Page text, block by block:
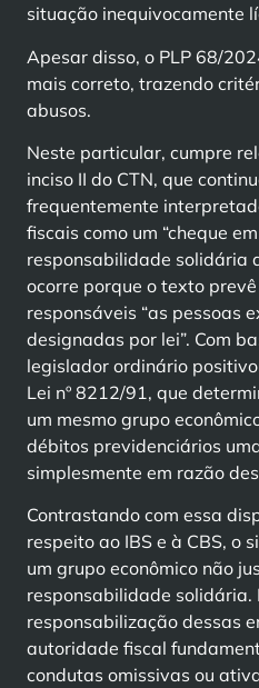
situação inequivocamente
Apesar disso, o PLP 68/
mais correto, trazendo
abusos.
Neste particular, cumpre
inciso II do CTN, que
frequentemente
fiscais como um “cheque
responsabilidade solidária
ocorre porque o texto
responsáveis “as pessoas
designadas por lei”. Com
legislador ordinário
Lei nº 8212/91, que
um mesmo grupo
débitos previdenciários
simplesmente em razão
Contrastando com essa
respeito ao IBS e à CBS, o
um grupo econômico não
responsabilidade solidária.
responsabilização dessas
autoridade fiscal
condutas omissivas ou